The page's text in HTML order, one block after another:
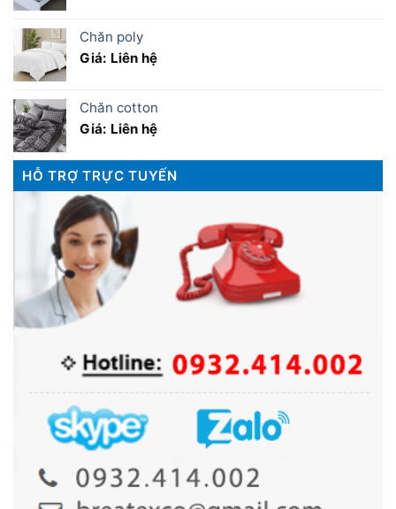
Chăn poly
Giá: Liên hệ
Chăn cotton
Giá: Liên hệ
HỖ TRỢ TRỰC TUYẾN